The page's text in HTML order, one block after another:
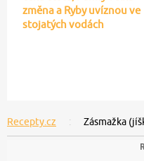
změna a Ryby uvíznou ve
stojatých vodách
Recepty.cz Zásmažka